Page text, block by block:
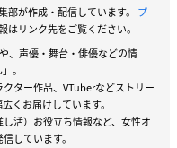
部が作成・配信しています。 プ
はリンク先をご覧ください。
、声優・舞台・俳優などの情
。
ター作品、VTuberなどストリー
くお届けしています。
活）お役立ち情報など、女性オ
しています。